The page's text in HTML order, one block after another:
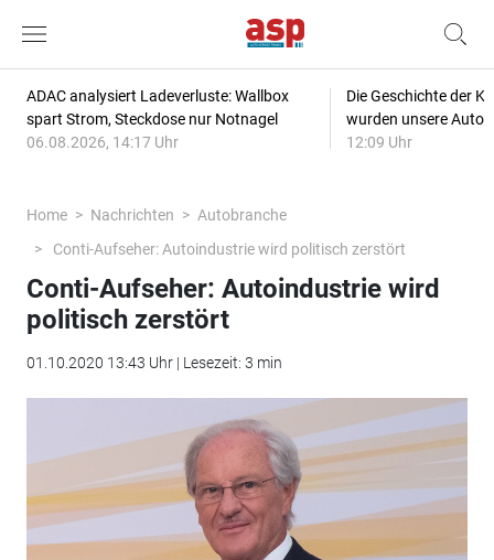
ADAC analysiert Ladeverluste: Wallbox
spart Strom, Steckdose nur Notnagel
06.08.2026, 14:17 Uhr
Die Geschichte der
wurden unsere
12:09 Uhr
Home Nachrichten
Autobranche
Conti-Aufseher: Autoindustrie wird politisch zerstört
Conti-Aufseher: Autoindustrie wird
politisch zerstört
01.10.2020 13:43 Uhr | Lesezeit: 3 min